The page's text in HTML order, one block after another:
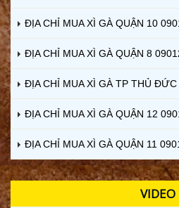
ĐỊA CHỈ MUA XÌ GÀ QUẬN 10
ĐỊA CHỈ MUA XÌ GÀ QUẬN 8
ĐỊA CHỈ MUA XÌ GÀ TP THỦ
ĐỊA CHỈ MUA XÌ GÀ QUẬN 12
ĐỊA CHỈ MUA XÌ GÀ QUẬN 11
VIDEO